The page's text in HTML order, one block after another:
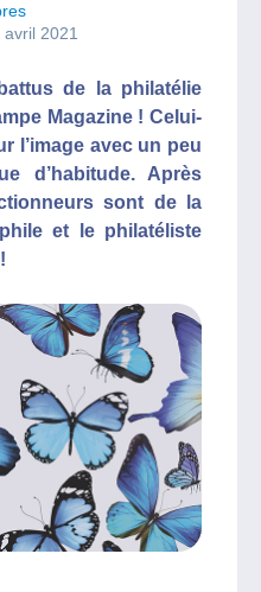
2021
de la philatélie
Magazine ! Celui-
l’image avec un peu
d’habitude. Après
sont de la
et le philatéliste